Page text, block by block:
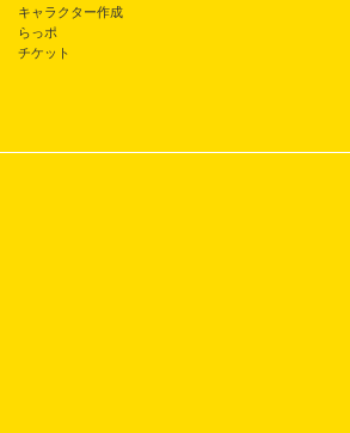
キャラクター作成
らっポ
チケット